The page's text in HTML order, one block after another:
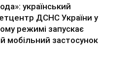
український
ДСНС України у
режимі запускає
мобільний застосунок